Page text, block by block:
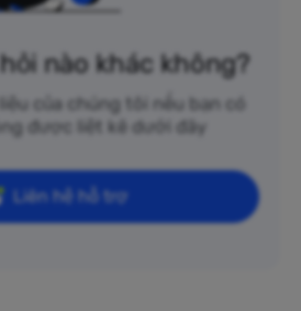
nào khác không?
của chúng tôi nếu bạn có
được liệt kê dưới đây
Liên hệ hỗ trợ